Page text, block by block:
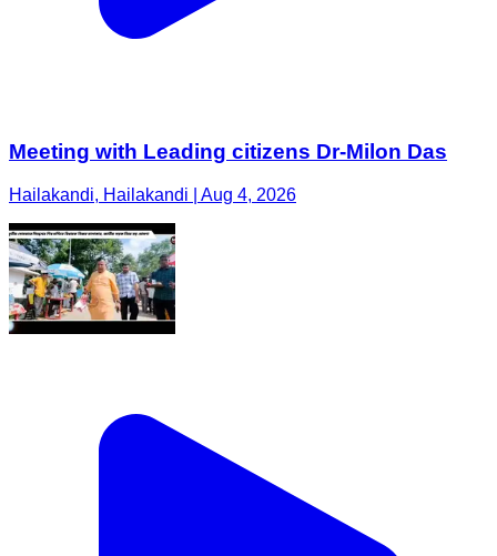
Meeting with Leading citizens Dr-Milon Das
Hailakandi, Hailakandi | Aug 4, 2026